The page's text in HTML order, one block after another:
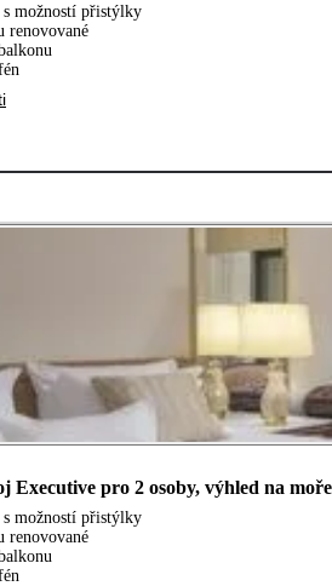
možností přistýlky
renovované
Executive pro 2 osoby, výhled na moře
možností přistýlky
renovované